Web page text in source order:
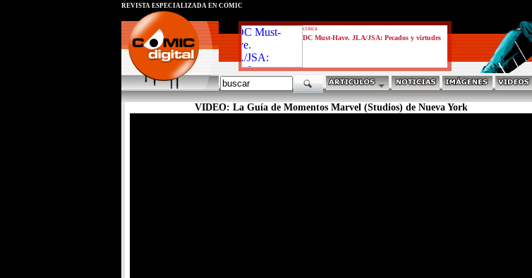
critica
DC Must-Have. JLA/JSA: Pecados y virtudes
REVISTA ESPECIALIZADA EN CÓMIC
VIDEO: La Guía de Momentos Marvel (Studios) de Nueva York